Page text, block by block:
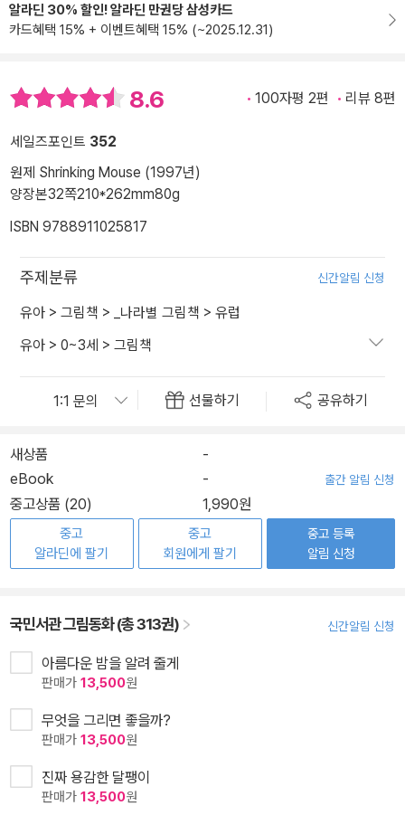
알라딘 30% 할인! 알라딘 만권당 삼성카드
카드혜택 15% + 이벤트혜택 15% (~2025.12.31)
8.6 100자평 2편 리뷰 8편
세일즈포인트 352
원제 Shrinking Mouse (1997년)
양장본32쪽210*262mm80g
ISBN 9788911025817
주제분류 신간알림 신청
유아 > 그림책 > _나라별 그림책 > 유럽
유아 > 0~3세 > 그림책
선물하기 공유하기
새상품
-
eBook
- 출간 알림 신청
중고상품 (20) 1,990원
중고
알라딘에 팔기
중고
회원에게 팔기
중고 등록
알림 신청
국민서관 그림동화 (총 313권) 신간알림 신청
아름다운 밤을 알려 줄게
판매가 13,500원
무엇을 그리면 좋을까?
판매가 13,500원
진짜 용감한 달팽이
판매가 13,500원